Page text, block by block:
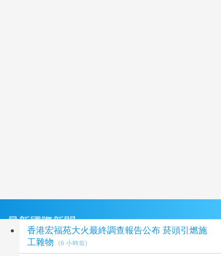
最新國際新聞
香港宏福苑大火最終調查報告公布 菸頭引燃施
工雜物
(6 小時前)